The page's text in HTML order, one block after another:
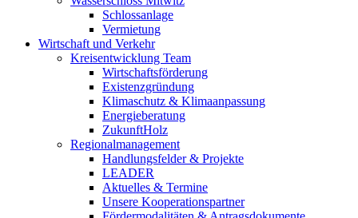
Schlossanlage
Vermietung
Wirtschaft und Verkehr
Kreisentwicklung Team
Wirtschaftsförderung
Existenzgründung
Klimaschutz & Klimaanpassung
Energieberatung
ZukunftHolz
Regionalmanagement
Handlungsfelder & Projekte
LEADER
Aktuelles & Termine
Unsere Kooperationspartner